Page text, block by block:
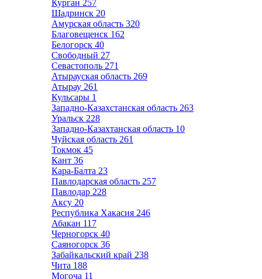
Курган 257
Шадринск 20
Амурская область 320
Благовещенск 162
Белогорск 40
Свободный 27
Севастополь 271
Атырауская область 269
Атырау 261
Кульсары 1
Западно-Казахстанская область 263
Уральск 228
Западно-Казахтанская область 10
Чуйская область 261
Токмок 45
Кант 36
Кара-Балта 23
Павлодарская область 257
Павлодар 228
Аксу 20
Республика Хакасия 246
Абакан 117
Черногорск 40
Саяногорск 36
Забайкальский край 238
Чита 188
Могоча 11